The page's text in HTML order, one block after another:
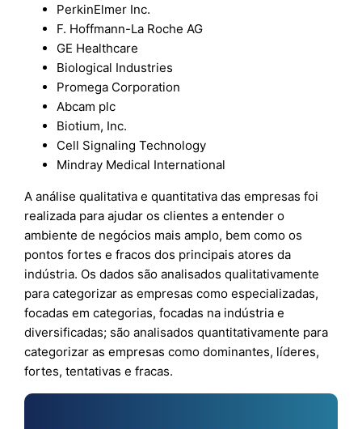
PerkinElmer Inc.
F. Hoffmann-La Roche AG
GE Healthcare
Biological Industries
Promega Corporation
Abcam plc
Biotium, Inc.
Cell Signaling Technology
Mindray Medical International
A análise qualitativa e quantitativa das empresas foi
realizada para ajudar os clientes a entender o
ambiente de negócios mais amplo, bem como os
pontos fortes e fracos dos principais atores da
indústria. Os dados são analisados qualitativamente
para categorizar as empresas como especializadas,
focadas em categorias, focadas na indústria e
diversificadas; são analisados quantitativamente para
categorizar as empresas como dominantes, líderes,
fortes, tentativas e fracas.